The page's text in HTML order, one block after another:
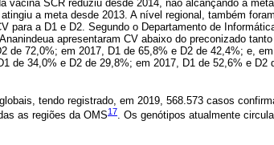
vacina SCR reduziu desde 2014, não alcançando a
a meta desde 2013. A nível regional, também
para a D1 e D2. Segundo o Departamento de
apresentaram CV abaixo do preconizado
de 72,0%; em 2017, D1 de 65,8% e D2 de 42,4%; e,
de 34,0% e D2 de 29,8%; em 2017, D1 de 52,6% e D2
tendo registrado, em 2019, 568.573 casos
as regiões da OMS17. Os genótipos atualmente